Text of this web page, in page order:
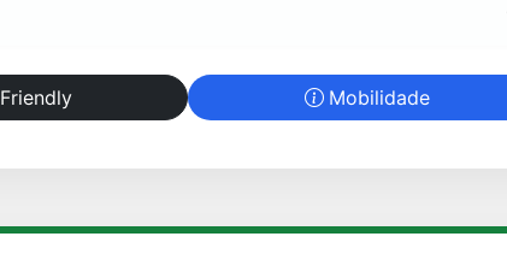
Mobilidade